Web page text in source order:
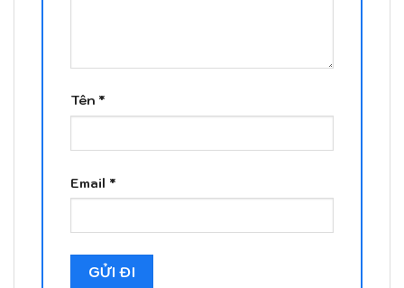
Tên *
Email *